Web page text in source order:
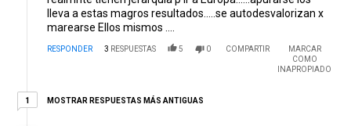
lleva a estas magros resultados.....se autodesvalorizan x
marearse Ellos mismos ....
RESPONDER 3 RESPUESTAS 5 0 COMPARTIR
MARCAR
COMO
INAPROPIADO
11 respuesta más antiguas
MOSTRAR RESPUESTAS MÁS ANTIGUAS